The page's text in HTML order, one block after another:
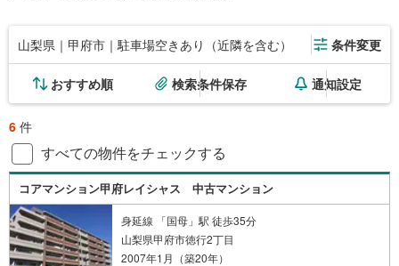
山梨県｜甲府市｜駐車場空きあり（近隣を含む） 条件変更
おすすめ順 検索条件保存 通知設定
6 件
すべての物件をチェックする
コアマンション甲府レイシャス 中古マンション
身延線 「国母」駅 徒歩35分
山梨県甲府市徳行2丁目
2007年1月（築20年）